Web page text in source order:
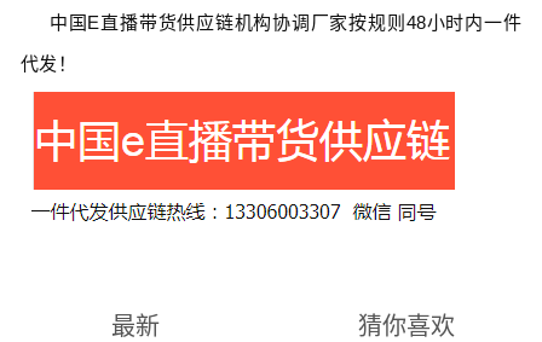
中国E直播带货供应链机构协调厂家按规则 48小时内一件
代发！
最新 猜你喜欢